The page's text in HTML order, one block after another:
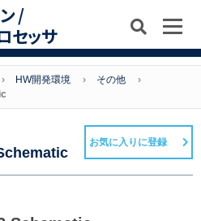
/
セッサ
HW開発環境
その他
お気に入りに登録